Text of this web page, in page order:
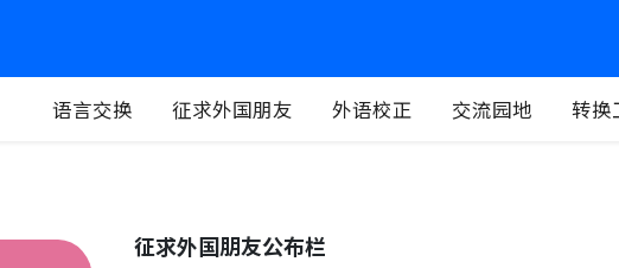
语言交换 征求外国朋友 外语校正 交流园地 转换
征求外国朋友公布栏